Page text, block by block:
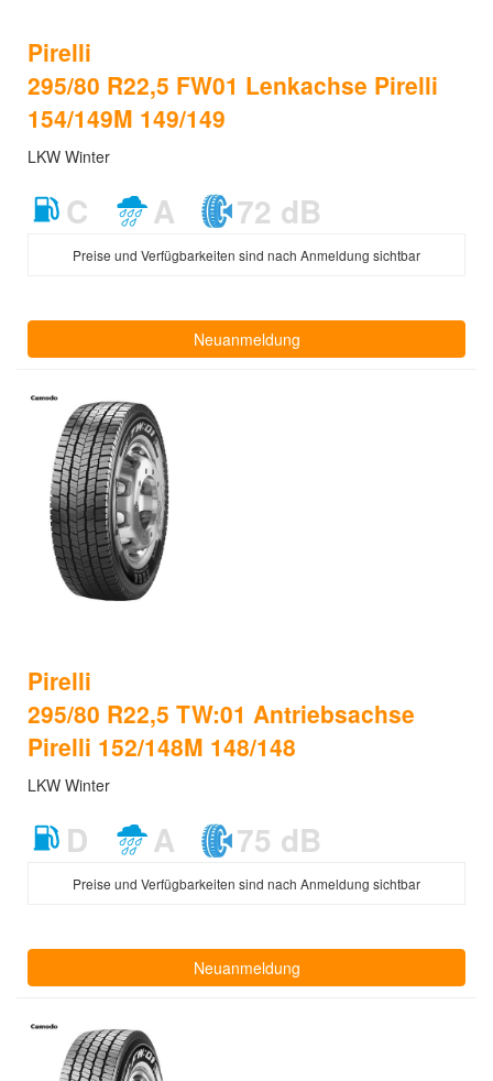
Pirelli
295/80 R22,5 FW01 Lenkachse Pirelli
154/149M 149/149
LKW Winter
C A 72 dB
Preise und Verfügbarkeiten sind nach Anmeldung sichtbar
Neuanmeldung
Pirelli
295/80 R22,5 TW:01 Antriebsachse
Pirelli 152/148M 148/148
LKW Winter
D A 75 dB
Preise und Verfügbarkeiten sind nach Anmeldung sichtbar
Neuanmeldung